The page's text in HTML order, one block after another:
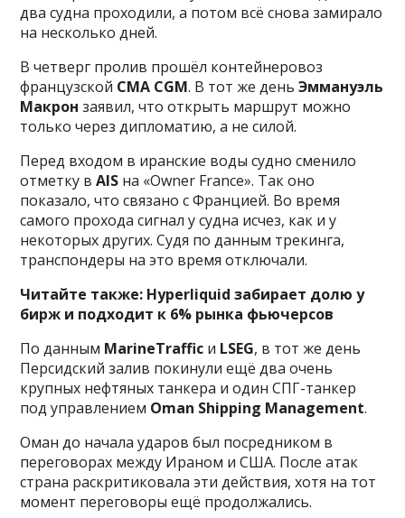
два судна проходили, а потом всё снова замирало
на несколько дней.
В четверг пролив прошёл контейнеровоз
французской CMA CGM. В тот же деньЭммануэль
Макронзаявил, что открыть маршрут можно
только через дипломатию, а не силой.
Перед входом в иранские воды судно сменило
отметку вAIS на «Owner France». Так оно
показало, что связано с Францией. Во время
самого прохода сигнал у судна исчез, как и у
некоторых других. Судя по данным трекинга,
транспондеры на это время отключали.
Читайте также: Hyperliquid забирает долю у
бирж и подходит к 6% рынка фьючерсов
По данным MarineTraffic и LSEG, в тот же день
Персидский залив покинули ещё два очень
крупных нефтяных танкера и один СПГ-танкер
под управлением Oman Shipping Management.
Оман до начала ударов был посредником в
переговорах между Ираном и США. После атак
страна раскритиковала эти действия, хотя на тот
момент переговоры ещё продолжались.